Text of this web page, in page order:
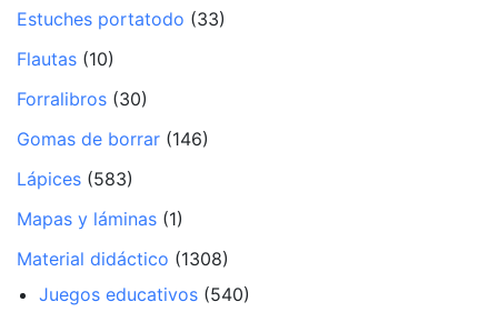
Estuches portatodo (33)
Flautas (10)
Forralibros (30)
Gomas de borrar (146)
Lápices (583)
Mapas y láminas (1)
Material didáctico (1308)
Juegos educativos (540)